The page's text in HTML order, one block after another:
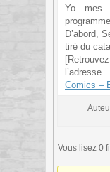
Yo mes
D’abord,
tiré du
l’adresse
Comics –
Vous lisez 0